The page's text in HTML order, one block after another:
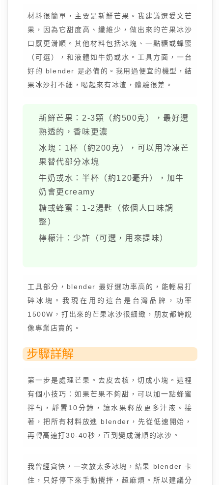
材料很簡單，主要是新鮮芒果。我建議選愛文芒
果，因為它甜度高、纖維少，做出來的芒果冰沙
口感更滑順。其他材料包括冰塊、一點糖或蜂蜜
（可選），和液體如牛奶或水。工具方面，一台
好的 blender 是必備的。我用過便宜的機型，結
果冰沙打不細，喝起來有冰渣，體驗很差。
新鮮芒果：2-3顆（約500克），最好選
熟透的，香味更濃
冰塊：1杯（約200克），可以用冷凍芒
果替代部分冰塊
牛奶或水：半杯（約120毫升），加牛
奶會更creamy
糖或蜂蜜：1-2湯匙（依個人口味調
整）
檸檬汁：少許（可選，用來提味）
工具部分，blender 最好選功率高的，能輕易打
碎冰塊。我現在用的這台是台灣品牌，功率
1500W，打出來的芒果冰沙很細緻，朋友都誇說
像專業店賣的。
步驟詳解
第一步是處理芒果。去皮去核，切成小塊。這裡
有個小技巧：如果芒果不夠甜，可以加一點蜂蜜
拌勻，靜置10分鐘，讓水果釋放更多汁液。接
著，把所有材料放進 blender，先從低速開始，
再轉高速打30-40秒，直到變成滑順的冰沙。
我曾經貪快，一次放太多冰塊，結果 blender 卡
住，只好停下來手動攪拌，超麻煩。所以建議分